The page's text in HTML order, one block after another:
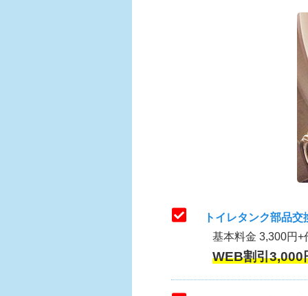
トイレタンク部品
基本料金 3,300円
WEB割引